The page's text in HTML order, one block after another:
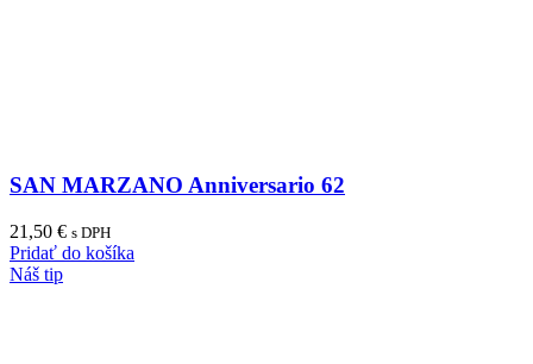
SAN MARZANO Anniversario 62
21,50 € s DPH
Pridať do košíka
Náš tip